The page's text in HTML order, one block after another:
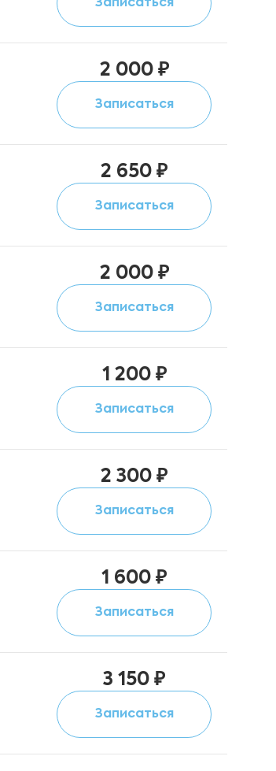
Записаться
2 000 ₽
Записаться
2 650 ₽
Записаться
2 000 ₽
Записаться
1 200 ₽
Записаться
2 300 ₽
Записаться
1 600 ₽
Записаться
3 150 ₽
Записаться